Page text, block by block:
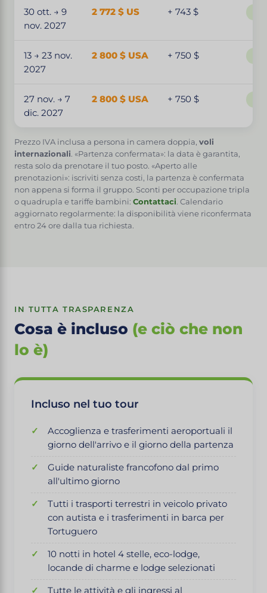
30 ott. → 9
nov. 2027
2 772 $ US + 743 $
13 → 23 nov.
2027
2 800 $ USA + 750 $
27 nov. → 7
dic. 2027
2 800 $ USA + 750 $
Prezzo IVA inclusa a persona in camera doppia, voli
internazionali. «Partenza confermata»: la data è garantita,
resta solo da prenotare il tuo posto. «Aperto alle
prenotazioni»: iscriviti senza costi, la partenza è confermata
non appena si forma il gruppo. Sconti per occupazione tripla
o quadrupla e tariffe bambini: Contattaci. Calendario
aggiornato regolarmente: la disponibilità viene riconfermata
entro 24 ore dalla tua richiesta.
IN TUTTA TRASPARENZA
Cosa è incluso (e ciò che non
lo è)
Incluso nel tuo tour
Accoglienza e trasferimenti aeroportuali il
giorno dell'arrivo e il giorno della partenza
Guide naturaliste francofono dal primo
all'ultimo giorno
Tutti i trasporti terrestri in veicolo privato
con autista e i trasferimenti in barca per
Tortuguero
10 notti in hotel 4 stelle, eco-lodge,
locande di charme e lodge selezionati
Tutte le attività e gli ingressi al